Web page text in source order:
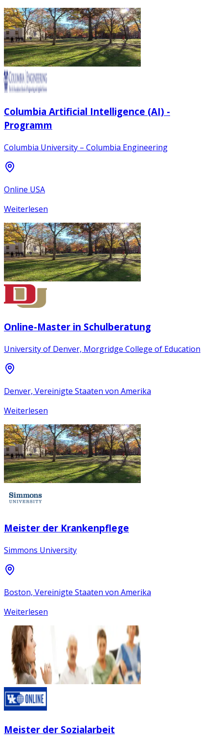
Columbia Artificial Intelligence (AI) -
Programm
Columbia University – Columbia Engineering
Online USA
Weiterlesen
Online-Master in Schulberatung
University of Denver, Morgridge College of Education
Denver, Vereinigte Staaten von Amerika
Weiterlesen
Meister der Krankenpflege
Simmons University
Boston, Vereinigte Staaten von Amerika
Weiterlesen
Meister der Sozialarbeit